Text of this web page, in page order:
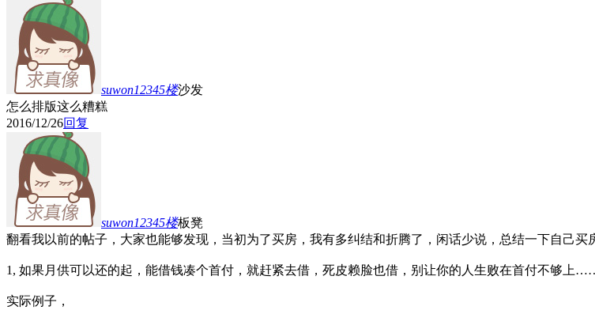
suwon12345楼沙发
怎么排版这么糟糕
2016/12/26回复
suwon12345楼板凳
翻看我以前的帖子，大家也能够发现，当初为了买房，我有多纠结和折腾了，闲话少说，总结一下自己
1, 如果月供可以还的起，能借钱凑个首付，就赶紧去借，死皮赖脸也借，别让你的人生败在首付不够上
实际例子，